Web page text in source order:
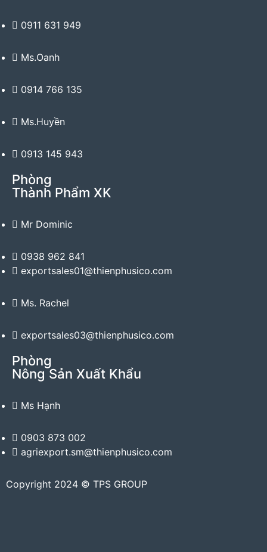
0911 631 949
Ms.Oanh
0914 766 135
Ms.Huyền
0913 145 943
Phòng
Thành Phẩm XK
Mr Dominic
0938 962 841
exportsales01@thienphusico.com
Ms. Rachel
exportsales03@thienphusico.com
Phòng
Nông Sản Xuất Khẩu
Ms Hạnh
0903 873 002
agriexport.sm@thienphusico.com
Copyright 2024 © TPS GROUP